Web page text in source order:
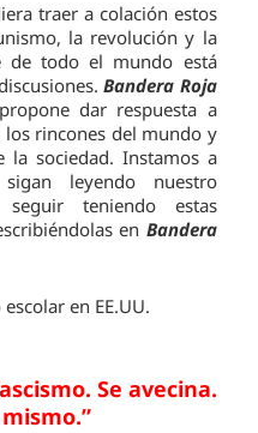
traer a colación estos
la revolución y la
de todo el mundo está
Bandera Roja
dar respuesta a
rincones del mundo y
la sociedad. Instamos a
leyendo nuestro
teniendo estas
en Bandera
en EE.UU.
Se avecina.